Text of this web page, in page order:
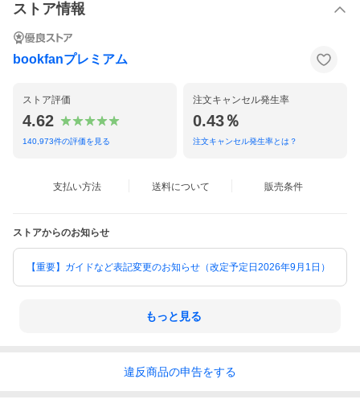
ストア情報
bookfanプレミアム
ストア評価
4.62
140,973件の評価を見る
注文キャンセル発生率
0.43％
注文キャンセル発生率とは？
支払い方法 送料について 販売条件
ストアからのお知らせ
【重要】ガイドなど表記変更のお知らせ（改定予定日2026年9月1日）
もっと見る
違反商品の申告をする